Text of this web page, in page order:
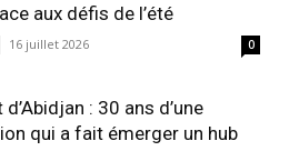
aux défis de l’été
16 juillet 2026 0
: 30 ans d’une
qui a fait émerger un hub